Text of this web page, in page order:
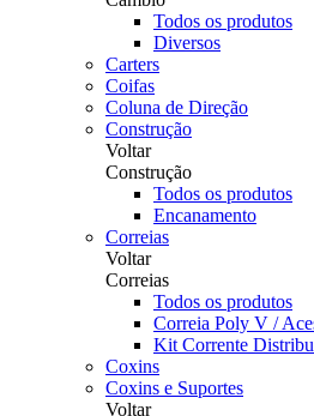
Todos os produtos
Diversos
Carters
Coifas
Coluna de Direção
Construção
Voltar
Construção
Todos os produtos
Encanamento
Correias
Voltar
Correias
Todos os produtos
Correia Poly V /
Kit Corrente
Coxins
Coxins e Suportes
Voltar